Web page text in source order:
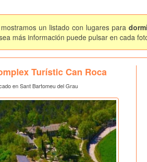
un listado con lugares para
más información puede pulsar en cada
Turístic Can Roca
en Sant Bartomeu del Grau